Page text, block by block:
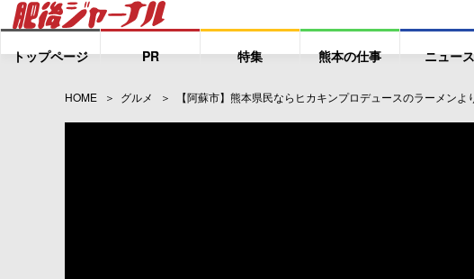
トップページ PR 特集 熊本の仕事 ニュース
HOME グルメ 【阿蘇市】熊本県民ならヒカキンプロデュースのラーメン